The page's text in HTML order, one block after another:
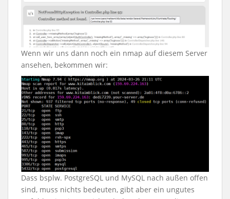
Wenn wir uns dann noch ein nmap auf diesem Server
ansehen, bekommen wir:
Dass bsplw. PostgreSQL und MySQL nach außen offen
sind, muss nichts bedeuten, gibt aber ein ungutes